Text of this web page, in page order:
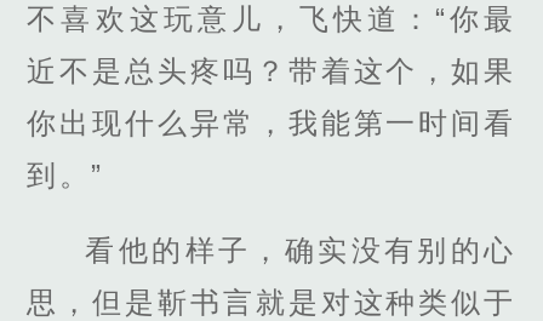
不喜欢这玩意儿，飞快道：“你最
近不是总头疼吗？带着这个，如果
你出现什么异常，我能第一时间看
到。”
看他的样子，确实没有别的心
思，但是靳书言就是对这种类似于